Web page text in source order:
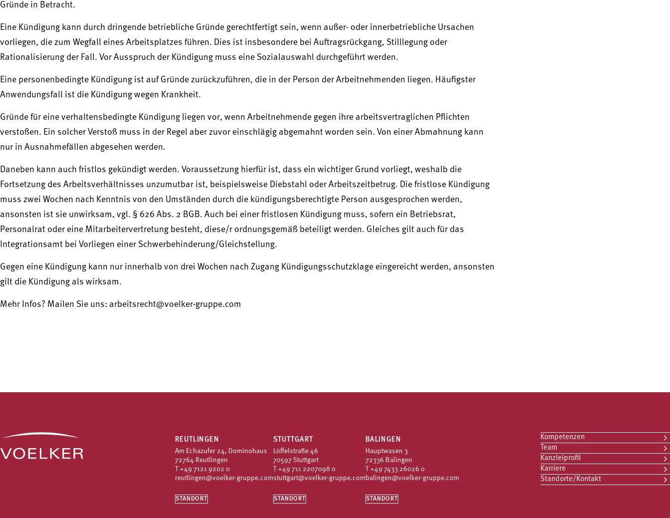
Gründe in Betracht.
Eine Kündigung kann durch dringende betriebliche Gründe gerechtfertigt sein, wenn außer- oder innerbetriebliche Ursachen
vorliegen, die zum Wegfall eines Arbeitsplatzes führen. Dies ist insbesondere bei Auftragsrückgang, Stilllegung oder
Rationalisierung der Fall. Vor Ausspruch der Kündigung muss eine Sozialauswahl durchgeführt werden.
Eine personenbedingte Kündigung ist auf Gründe zurückzuführen, die in der Person der Arbeitnehmenden liegen. Häufigster
Anwendungsfall ist die Kündigung wegen Krankheit.
Gründe für eine verhaltensbedingte Kündigung liegen vor, wenn Arbeitnehmende gegen ihre arbeitsvertraglichen Pflichten
verstoßen. Ein solcher Verstoß muss in der Regel aber zuvor einschlägig abgemahnt worden sein. Von einer Abmahnung kann
nur in Ausnahmefällen abgesehen werden.
Daneben kann auch fristlos gekündigt werden. Voraussetzung hierfür ist, dass ein wichtiger Grund vorliegt, weshalb die
Fortsetzung des Arbeitsverhältnisses unzumutbar ist, beispielsweise Diebstahl oder Arbeitszeitbetrug. Die fristlose Kündigung
muss zwei Wochen nach Kenntnis von den Umständen durch die kündigungsberechtigte Person ausgesprochen werden,
ansonsten ist sie unwirksam, vgl. § 626 Abs. 2 BGB. Auch bei einer fristlosen Kündigung muss, sofern ein Betriebsrat,
Personalrat oder eine Mitarbeitervertretung besteht, diese/r ordnungsgemäß beteiligt werden. Gleiches gilt auch für das
Integrationsamt bei Vorliegen einer Schwerbehinderung/Gleichstellung.
Gegen eine Kündigung kann nur innerhalb von drei Wochen nach Zugang Kündigungsschutzklage eingereicht werden, ansonsten
gilt die Kündigung als wirksam.
Mehr Infos? Mailen Sie uns: arbeitsrecht@voelker-gruppe.com
REUTLINGEN
Am Echazufer 24, Dominohaus
72764 Reutlingen
T +49 7121 9202 0
reutlingen@voelker-gruppe.com
STANDORT
STUTTGART
Löffelstraße 46
70597 Stuttgart
T +49 711 2207098 0
stuttgart@voelker-gruppe.com
STANDORT
BALINGEN
Hauptwasen 3
72336 Balingen
T +49 7433 26026 0
balingen@voelker-gruppe.com
STANDORT
Kompetenzen
Team
Kanzleiprofil
Karriere
Standorte/Kontakt